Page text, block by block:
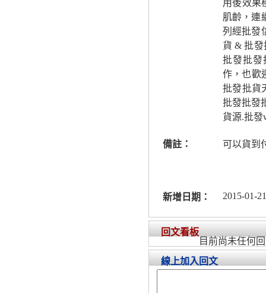
用後效果
肌齡，連
列經批發
貨 & 批
批發批發
作，也歡
批發批貨
批發批發
貨源.批
備註： 可以貨到
新增日期： 2015-01-
回文看板
目前尚未任何
線上加入回文